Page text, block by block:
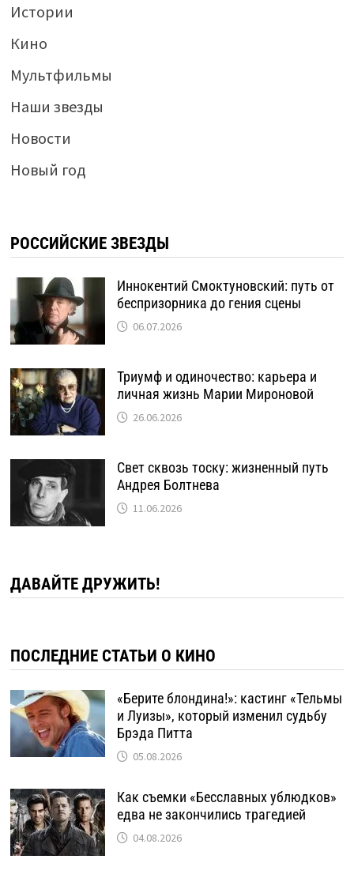
Истории
Кино
Мультфильмы
Наши звезды
Новости
Новый год
РОССИЙСКИЕ ЗВЕЗДЫ
Иннокентий Смоктуновский: путь от
беспризорника до гения сцены
06.07.2026
Триумф и одиночество: карьера и
личная жизнь Марии Мироновой
26.06.2026
Свет сквозь тоску: жизненный путь
Андрея Болтнева
11.06.2026
ДАВАЙТЕ ДРУЖИТЬ!
ПОСЛЕДНИЕ СТАТЬИ О КИНО
«Берите блондина!»: кастинг «Тельмы
и Луизы», который изменил судьбу
Брэда Питта
05.08.2026
Как съемки «Бесславных ублюдков»
едва не закончились трагедией
04.08.2026